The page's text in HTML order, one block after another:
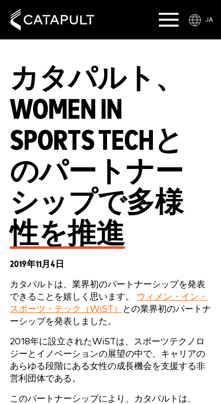
JA
カタパルト、
WOMEN IN
SPORTS TECHと
のパートナー
シップで多様
性を推進
2019年11月4日
カタパルトは、業界初のパートナーシップを発表
できることを嬉しく思います。
ウィメン・イン・
スポーツ・テック（WiST）
との業界初のパートナ
ーシップを発表しました。
2018年に設立されたWiSTは、スポーツテクノロ
ジーとイノベーションの展望の中で、キャリアの
あらゆる段階にある女性の成長機会を支援する非
営利団体である。
このパートナーシップにより、カタパルトは、